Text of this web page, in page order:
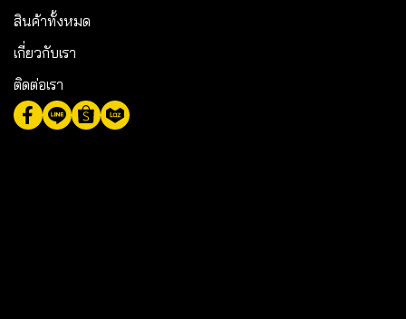
สินค้าทั้งหมด
เกี่ยวกับเรา
ติดต่อเรา